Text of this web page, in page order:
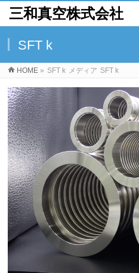
三和真空株式会社
SFT k
HOME » SFT k メディア SFT k